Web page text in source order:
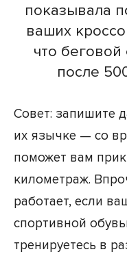
показывала
ваших
что
после
Совет: запишите
их язычке — со
поможет вам
километраж.
работает, если
спортивной
тренируетесь в